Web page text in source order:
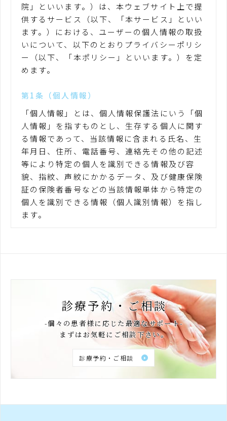
院」といいます。）は、本ウェブサイト上で提
供するサービス（以下、「本サービス」といい
ます。）における、ユーザーの個人情報の取扱
いについて、以下のとおりプライバシーポリシ
ー（以下、「本ポリシー」といいます。）を定
めます。
第1条（個人情報）
「個人情報」とは、個人情報保護法にいう「個
人情報」を指すものとし、生存する個人に関す
る情報であって、当該情報に含まれる氏名、生
年月日、住所、電話番号、連絡先その他の記述
等により特定の個人を識別できる情報及び容
貌、指紋、声紋にかかるデータ、及び健康保険
証の保険者番号などの当該情報単体から特定の
個人を識別できる情報（個人識別情報）を指し
ます。
銀行口座番号、クレジットカード番号、運転免
許証番号などの個人情報をお尋ねすることがあ
ります。また、ユーザーと提携先などとの間で
なされたユーザーの個人情報を含む取引記録や
決済に関する情報を、当社の提携先（情報提供
元、広告主、広告配信先などを含みます。以
下、｢提携先｣といいます。）などから収集する
診療予約・ご相談
-個々の患者様に応じた最適なサポート-
まずはお気軽にご相談下さい。
診療予約・ご相談